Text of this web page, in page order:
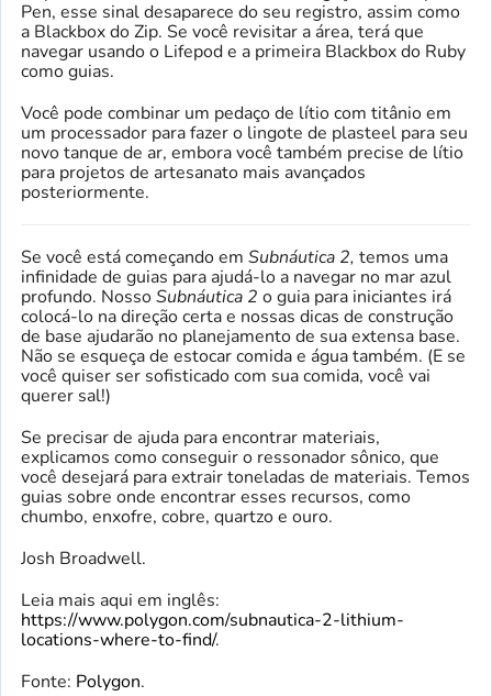
Pen, esse sinal desaparece do seu registro, assim como
a Blackbox do Zip. Se você revisitar a área, terá que
navegar usando o Lifepod e a primeira Blackbox do Ruby
como guias.
Você pode combinar um pedaço de lítio com titânio em
um processador para fazer o lingote de plasteel para seu
novo tanque de ar, embora você também precise de lítio
para projetos de artesanato mais avançados
posteriormente.
Se você está começando em Subnáutica 2, temos uma
infinidade de guias para ajudá-lo a navegar no mar azul
profundo. NossoSubnáutica 2 o guia para iniciantes irá
colocá-lo na direção certa e nossas dicas de construção
de base ajudarão no planejamento de sua extensa base.
Não se esqueça de estocar comida e água também. (E se
você quiser ser sofisticado com sua comida, você vai
querer sal!)
Se precisar de ajuda para encontrar materiais,
explicamos como conseguir o ressonador sônico, que
você desejará para extrair toneladas de materiais. Temos
guias sobre onde encontrar esses recursos, como
chumbo, enxofre, cobre, quartzo e ouro.
Josh Broadwell.
Leia mais aqui em inglês:
https://www.polygon.com/subnautica-2-lithium-
locations-where-to-find/.
Fonte: Polygon.